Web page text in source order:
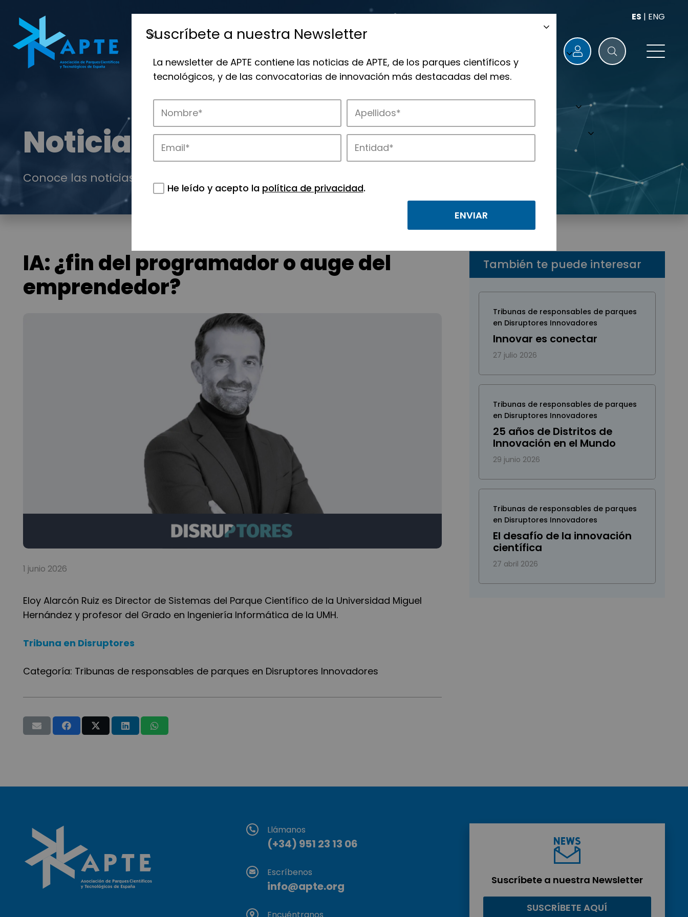
ES | ENG
Noticias
Conoce las noticias más destacadas de APTE y sus parques científicos y tecnológicos.
IA: ¿fin del programador o auge del
emprendedor?
1 junio 2026
Eloy Alarcón Ruiz es Director de Sistemas del Parque Científico de la Universidad Miguel
Hernández y profesor del Grado en Ingeniería Informática de la UMH.
Tribuna en Disruptores
Categoría: Tribunas de responsables de parques en Disruptores Innovadores
También te puede interesar
Tribunas de responsables de parques
en Disruptores Innovadores
Innovar es conectar
27 julio 2026
Tribunas de responsables de parques
en Disruptores Innovadores
25 años de Distritos de
Innovación en el Mundo
29 junio 2026
Tribunas de responsables de parques
en Disruptores Innovadores
El desafío de la innovación
científica
27 abril 2026
Llámanos
(+34) 951 23 13 06
Escríbenos
info@apte.org Suscríbete a nuestra Newsletter
SUSCRÍBETE AQUÍ
Suscríbete a nuestra Newsletter
La newsletter de APTE contiene las noticias de APTE, de los parques científicos y
tecnológicos, y de las convocatorias de innovación más destacadas del mes.
He leído y acepto la política de privacidad.